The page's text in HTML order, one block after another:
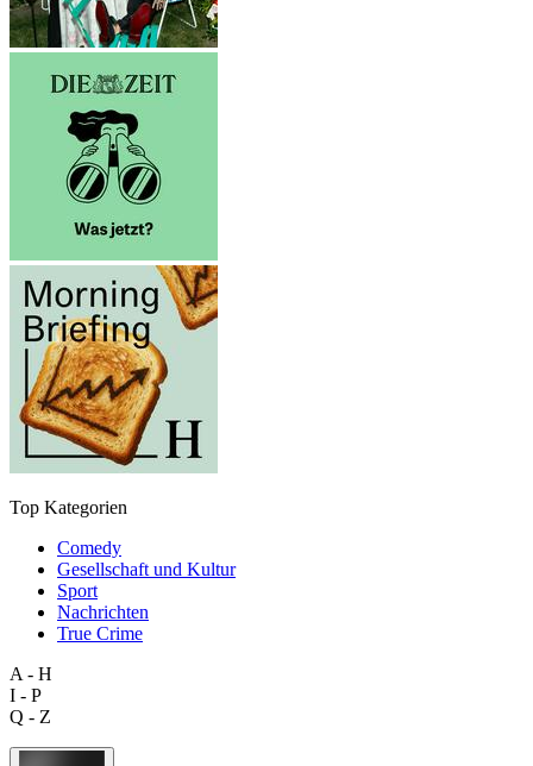
Top Kategorien
Comedy
Gesellschaft und Kultur
Sport
Nachrichten
True Crime
A - H
I - P
Q - Z